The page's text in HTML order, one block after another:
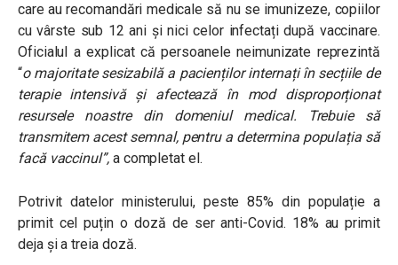
care au recomandări medicale să nu se imunizeze, copiilor
cu vârste sub 12 ani și nici celor infectați după vaccinare.
Oficialul a explicat că persoanele neimunizate reprezintă
“o majoritate sesizabilă a pacienților internați în secțiile de
terapie intensivă și afectează în mod disproporționat
resursele noastre din domeniul medical. Trebuie să
transmitem acest semnal, pentru a determina populația să
facă vaccinul”, a completat el.
Potrivit datelor ministerului, peste 85% din populație a
primit cel puțin o doză de ser anti-Covid. 18% au primit
deja și a treia doză.